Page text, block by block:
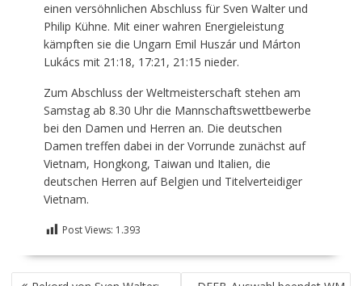
einen versöhnlichen Abschluss für Sven Walter und
Philip Kühne. Mit einer wahren Energieleistung
kämpften sie die Ungarn Emil Huszár und Márton
Lukács mit 21:18, 17:21, 21:15 nieder.
Zum Abschluss der Weltmeisterschaft stehen am
Samstag ab 8.30 Uhr die Mannschaftswettbewerbe
bei den Damen und Herren an. Die deutschen
Damen treffen dabei in der Vorrunde zunächst auf
Vietnam, Hongkong, Taiwan und Italien, die
deutschen Herren auf Belgien und Titelverteidiger
Vietnam.
Post Views: 1.393
BEITRAGSNAVIGATION